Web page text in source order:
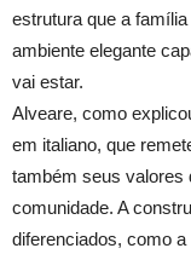
estrutura que a
ambiente elegante
vai estar.
Alveare, como
em italiano, que
também seus valores
comunidade. A
diferenciados, como